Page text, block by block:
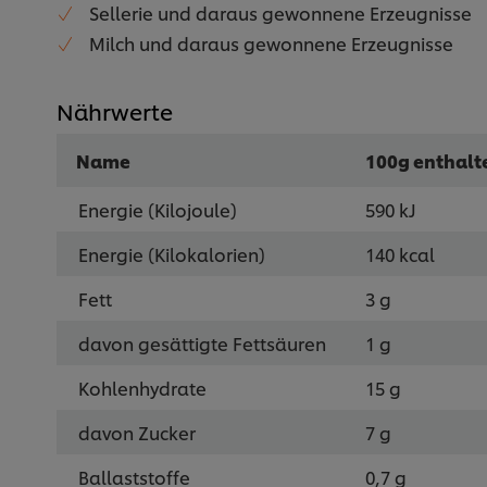
Sellerie und daraus gewonnene Erzeugnisse
Milch und daraus gewonnene Erzeugnisse
Nährwerte
Name
100g
Energie (Kilojoule)
590 kJ
Energie (Kilokalorien)
140 kcal
Fett
3 g
davon gesättigte Fettsäuren
1 g
Kohlenhydrate
15 g
davon Zucker
7 g
Ballaststoffe
0,7 g